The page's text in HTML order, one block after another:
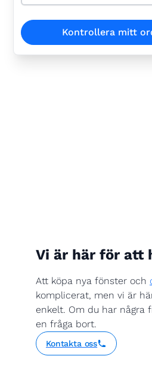
Kontrollera mitt
Vi är här för att
Att köpa nya fönster och
komplicerat, men vi är
enkelt. Om du har några
en fråga bort.
Kontakta oss